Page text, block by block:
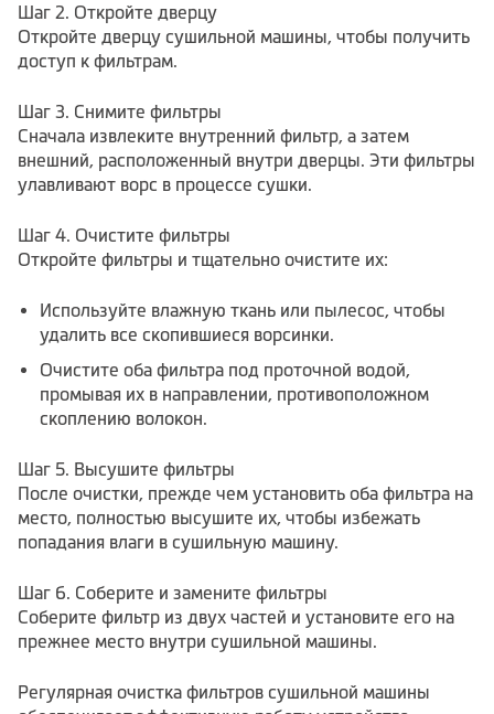
Шаг 2. Откройте дверцу
Откройте дверцу сушильной машины, чтобы получить
доступ к фильтрам.
Шаг 3. Снимите фильтры
Сначала извлеките внутренний фильтр, а затем
внешний, расположенный внутри дверцы. Эти фильтры
улавливают ворс в процессе сушки.
Шаг 4. Очистите фильтры
Откройте фильтры и тщательно очистите их:
Используйте влажную ткань или пылесос, чтобы
удалить все скопившиеся ворсинки.
Очистите оба фильтра под проточной водой,
промывая их в направлении, противоположном
скоплению волокон.
Шаг 5. Высушите фильтры
После очистки, прежде чем установить оба фильтра на
место, полностью высушите их, чтобы избежать
попадания влаги в сушильную машину.
Шаг 6. Соберите и замените фильтры
Соберите фильтр из двух частей и установите его на
прежнее место внутри сушильной машины.
Регулярная очистка фильтров сушильной машины